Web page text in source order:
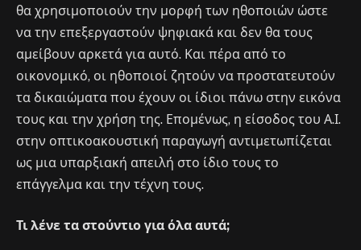
θα χρησιμοποιούν την μορφή των ηθοποιών ώστε
να την επεξεργαστούν ψηφιακά και δεν θα τους
αμείβουν αρκετά για αυτό. Και πέρα από το
οικονομικό, οι ηθοποιοί ζητούν να προστατευτούν
τα δικαιώματα που έχουν οι ίδιοι πάνω στην εικόνα
τους και την χρήση της. Επομένως, η είσοδος του Α.Ι.
στην οπτικοακουστική παραγωγή αντιμετωπίζεται
ως μια υπαρξιακή απειλή στο ίδιο τους το
επάγγελμα και την τέχνη τους.
Τι λένε τα στούντιο για όλα αυτά;